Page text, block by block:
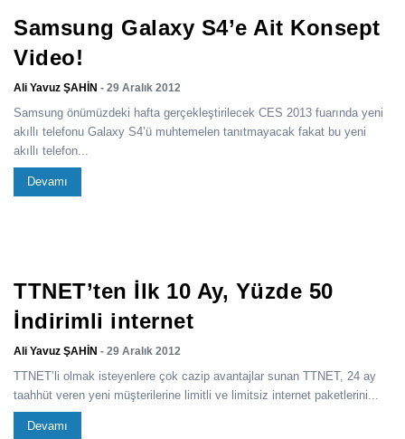
Samsung Galaxy S4’e Ait Konsept
Video!
Ali Yavuz ŞAHİN - 29 Aralık 2012
Samsung önümüzdeki hafta gerçekleştirilecek CES 2013 fuarında yeni
akıllı telefonu Galaxy S4’ü muhtemelen tanıtmayacak fakat bu yeni
akıllı telefon...
Devamı
TTNET’ten İlk 10 Ay, Yüzde 50
İndirimli internet
Ali Yavuz ŞAHİN - 29 Aralık 2012
TTNET’li olmak isteyenlere çok cazip avantajlar sunan TTNET, 24 ay
taahhüt veren yeni müşterilerine limitli ve limitsiz internet paketlerini...
Devamı